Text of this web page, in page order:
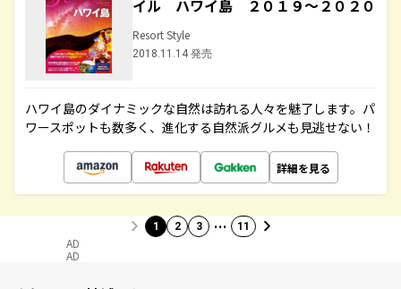
イル ハワイ島 ２０１９～２０２０
Resort Style
2018.11.14 発売
ハワイ島のダイナミックな自然は訪れる人々を魅了します。パ
ワースポットも数多く、進化する自然派グルメも見逃せない！
詳細を見る
1 2 3 … 11
AD
AD